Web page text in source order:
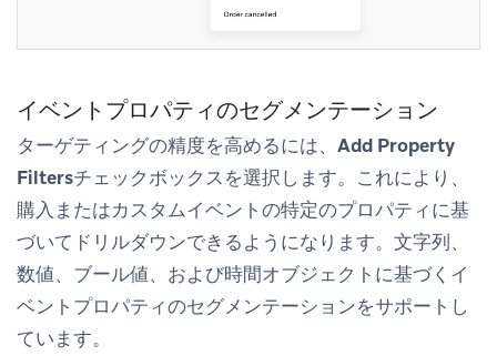
イベントプロパティのセグメンテーション
ターゲティングの精度を高めるには、 Add Property
Filtersチェックボックスを選択します。これにより、
購入またはカスタムイベントの特定のプロパティに基
づいてドリルダウンできるようになります。文字列、
数値、ブール値、および時間オブジェクトに基づくイ
ベントプロパティのセグメンテーションをサポートし
ています。